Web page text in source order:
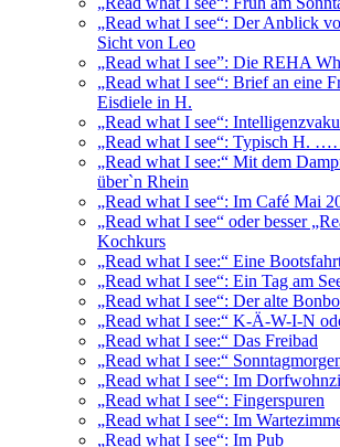
„Read what I see“: Der Anblick
Sicht von Leo
„Read what I see”: Die REHA
„Read what I see“: Brief an eine
Eisdiele in H.
„Read what I see“:
„Read what I see“: Typisch H.
„Read what I see:“ Mit dem
über`n Rhein
„Read what I see“: Im Café Mai
„Read what I see“ oder besser
Kochkurs
„Read what I see:“ Eine
„Read what I see“: Ein Tag am
„Read what I see“: Der alte
„Read what I see:“ K-Ä-W-I-N
„Read what I see:“ Das Freibad
„Read what I see:“
„Read what I see“: Im
„Read what I see“: Fingerspuren
„Read what I see“: Im
„Read what I see“: Im Pub